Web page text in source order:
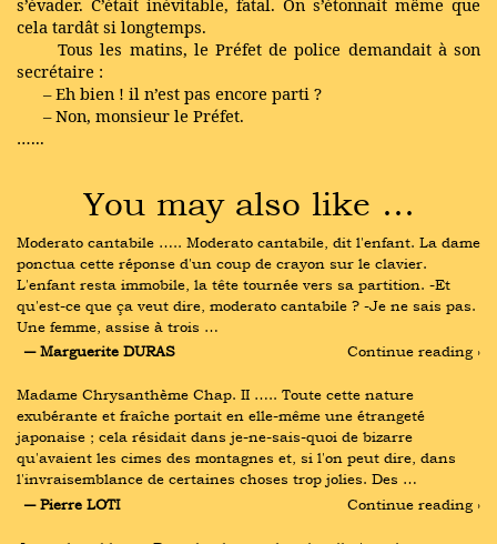
s’évader. C’était inévitable, fatal. On s’étonnait même que
cela tardât si longtemps.
Tous les matins, le Préfet de police demandait à son
secrétaire :
– Eh bien ! il n’est pas encore parti ?
– Non, monsieur le Préfet.
…...
You may also like …
Moderato cantabile ….. Moderato cantabile, dit l'enfant. La dame
ponctua cette réponse d'un coup de crayon sur le clavier.
L'enfant resta immobile, la tête tournée vers sa partition. -Et
qu'est-ce que ça veut dire, moderato cantabile ? -Je ne sais pas.
Une femme, assise à trois …
― Marguerite DURAS
Continue reading ›
Madame Chrysanthème Chap. II ….. Toute cette nature
exubérante et fraîche portait en elle-même une étrangeté
japonaise ; cela résidait dans je-ne-sais-quoi de bizarre
qu'avaient les cimes des montagnes et, si l'on peut dire, dans
l'invraisemblance de certaines choses trop jolies. Des …
― Pierre LOTI
Continue reading ›